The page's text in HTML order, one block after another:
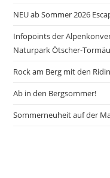
NEU ab Sommer 2026
Infopoints der
Naturpark Ötscher-
Rock am Berg mit den
Ab in den Bergsommer!
Sommerneuheit auf der